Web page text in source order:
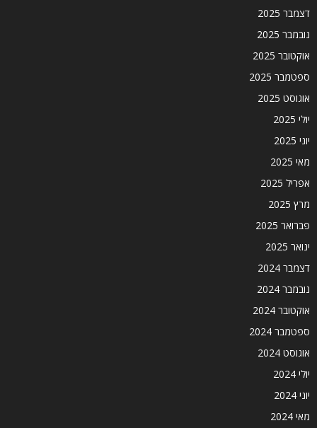
דצמבר 2025
נובמבר 2025
אוקטובר 2025
ספטמבר 2025
אוגוסט 2025
יולי 2025
יוני 2025
מאי 2025
אפריל 2025
מרץ 2025
פברואר 2025
ינואר 2025
דצמבר 2024
נובמבר 2024
אוקטובר 2024
ספטמבר 2024
אוגוסט 2024
יולי 2024
יוני 2024
מאי 2024